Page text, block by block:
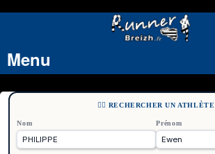
Menu
🏃‍♂️ RECHERCHER UN ATHLÈTE
Nom Prénom